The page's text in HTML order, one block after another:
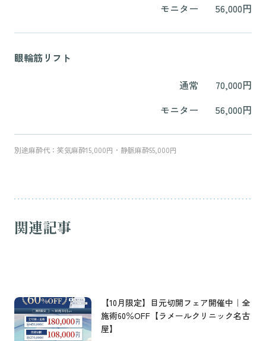
モニター
56,000円
眼輪筋リフト
通常
70,000円
モニター
56,000円
別途麻酔代：笑気麻酔15,000円・静脈麻酔55,000円
関連記事
【10月限定】目元切開フェア開催中｜全
施術60％OFF【ラメールクリニック名古
屋】